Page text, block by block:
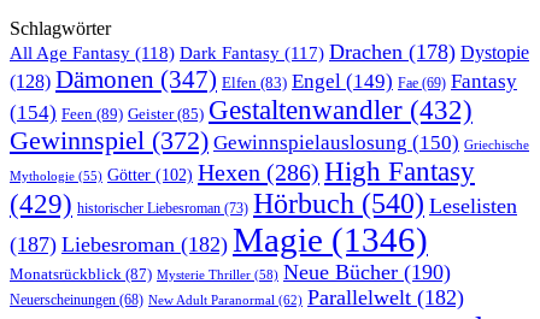
Schlagwörter
All Age Fantasy (118) Dark Fantasy (117) Drachen (178) Dystopie
(128) Dämonen (347) Elfen (83) Engel (149) Fae (69) Fantasy
(154) Feen (89) Geister(85) Gestaltenwandler (432)
Gewinnspiel (372) Gewinnspielauslosung (150) Griechische
Mythologie (55) Götter (102) Hexen (286) High Fantasy
(429) historischer Liebesroman (73) Hörbuch (540) Leselisten
(187) Liebesroman (182) Magie (1346)
Monatsrückblick (87) Mysterie Thriller (58) Neue Bücher (190)
Neuerscheinungen (68) New Adult Paranormal (62) Parallelwelt (182)